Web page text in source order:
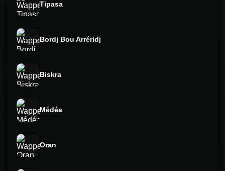
Tipasa
Bordj Bou Arréridj
Biskra
Médéa
Oran